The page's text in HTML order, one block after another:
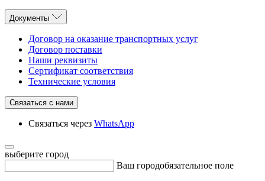
Документы
Договор на оказание транспортных услуг
Договор поставки
Наши реквизиты
Сертификат соответствия
Технические условия
Связаться с нами
Связаться через WhatsApp
выберите город
Ваш городобязательное поле